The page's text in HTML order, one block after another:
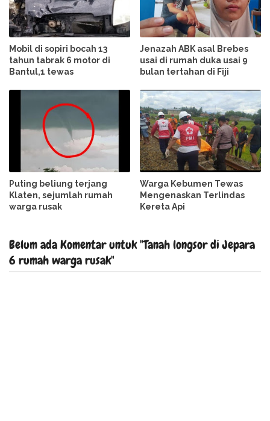
Mobil di sopiri bocah 13
tahun tabrak 6 motor di
Bantul,1 tewas
Jenazah ABK asal Brebes
usai di rumah duka usai 9
bulan tertahan di Fiji
Puting beliung terjang
Klaten, sejumlah rumah
warga rusak
Warga Kebumen Tewas
Mengenaskan Terlindas
Kereta Api
Belum ada Komentar untuk "Tanah longsor di Jepara
6 rumah warga rusak"